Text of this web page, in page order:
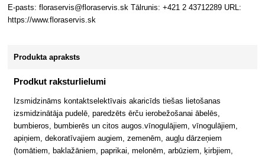
E-pasts: floraservis@floraservis.sk Tālrunis: +421 2 43712289 URL:
https://www.floraservis.sk
Produkta apraksts
Prodkut raksturlielumi
Izsmidzināms kontaktselektīvais akaricīds tiešas lietošanas
izsmidzinātāja pudelē, paredzēts ērču ierobežošanai ābelēs,
bumbieros, bumbierēs un citos augos.vīnogulājiem, vīnogulājiem,
apiņiem, dekoratīvajiem augiem, zemenēm, augļu dārzeņiem
(tomātiem, baklažāniem, paprikai, melonēm, arbūziem, ķirbjiem,